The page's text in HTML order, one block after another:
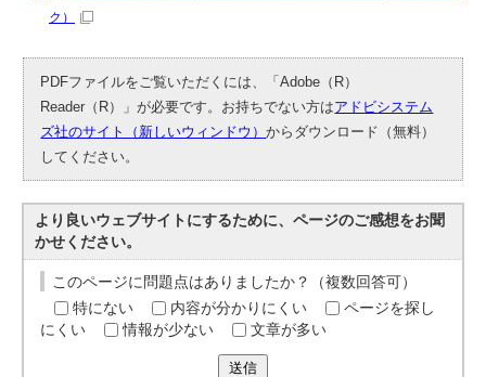
ク）
PDFファイルをご覧いただくには、「Adobe（R）
Reader（R）」が必要です。お持ちでない方はアドビシステム
ズ社のサイト（新しいウィンドウ）からダウンロード（無料）
してください。
より良いウェブサイトにするために、ページのご感想をお聞
かせください。
このページに問題点はありましたか？（複数回答可）
特にない
内容が分かりにくい
ページを探し
にくい
情報が少ない 文章が多い
送信